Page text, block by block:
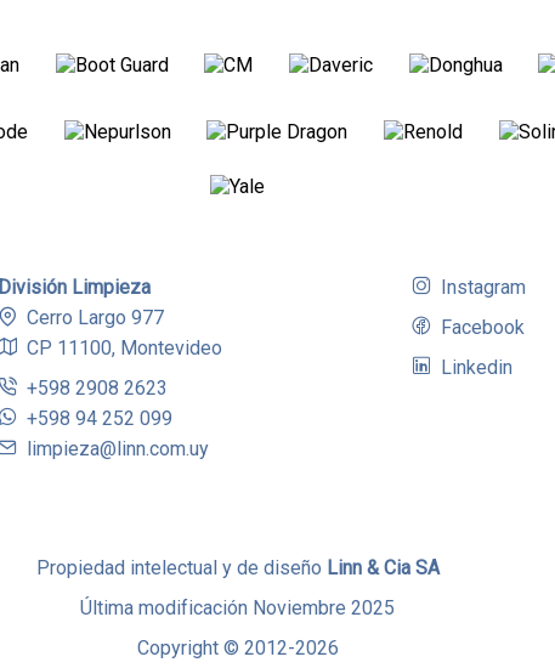
División Limpieza
Cerro Largo 977
CP 11100, Montevideo
+598 2908 2623
+598 94 252 099
limpieza@linn.com.uy
Instagram
Facebook
Linkedin
Propiedad intelectual y de diseño Linn & Cia SA
Última modificación Noviembre 2025
Copyright © 2012-2026